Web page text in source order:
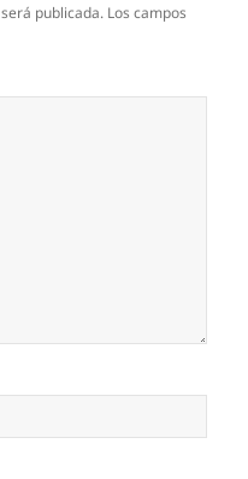
publicada. Los campos